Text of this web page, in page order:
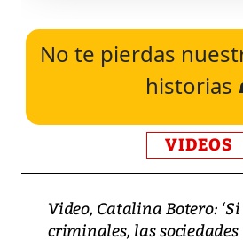
No te pierdas
historias
VIDEOS
Video, Catalina Botero:
criminales, las sociedades